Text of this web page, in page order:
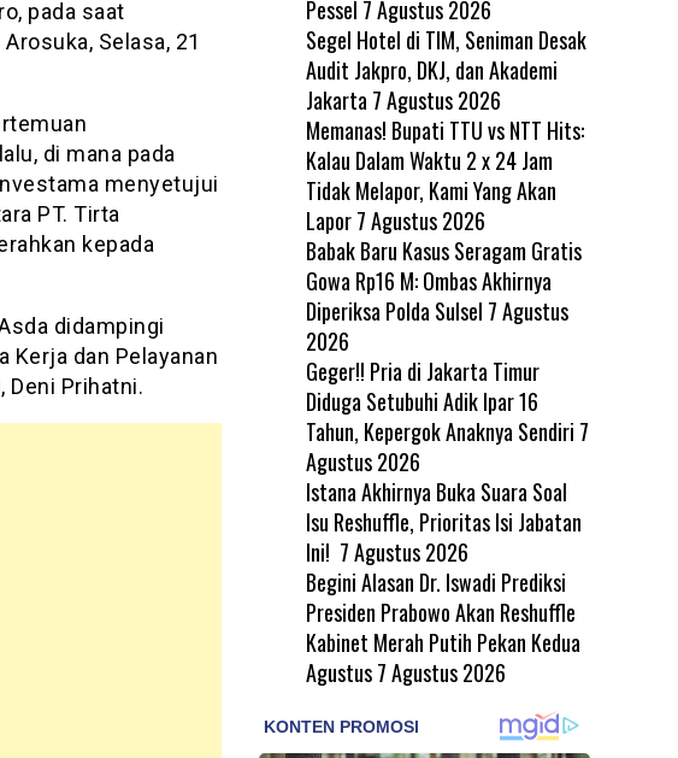
pada saat
Selasa, 21
di mana pada
menyetujui
PT. Tirta
kepada
didampingi
Kerja dan Pelayanan
Deni Prihatni.
Pessel 7 Agustus 2026
Segel Hotel di TIM, Seniman Desak
Audit Jakpro, DKJ, dan Akademi
Jakarta 7 Agustus 2026
Memanas! Bupati TTU vs NTT Hits:
Kalau Dalam Waktu 2 x 24 Jam
Tidak Melapor, Kami Yang Akan
Lapor 7 Agustus 2026
Babak Baru Kasus Seragam Gratis
Gowa Rp16 M: Ombas Akhirnya
Diperiksa Polda Sulsel 7 Agustus
2026
Geger!! Pria di Jakarta Timur
Diduga Setubuhi Adik Ipar 16
Tahun, Kepergok Anaknya Sendiri 7
Agustus 2026
Istana Akhirnya Buka Suara Soal
Isu Reshuffle, Prioritas Isi Jabatan
Ini! 7 Agustus 2026
Begini Alasan Dr. Iswadi Prediksi
Presiden Prabowo Akan Reshuffle
Kabinet Merah Putih Pekan Kedua
Agustus 7 Agustus 2026